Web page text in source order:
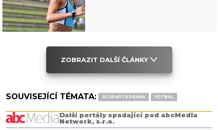
ZOBRAZIT DALŠÍ ČLÁNKY
SOUVISEJÍCÍ TÉMATA: AC SPARTA PRAHA FOTBAL
Další portály spadající pod abcMedia
Network, s.r.o.